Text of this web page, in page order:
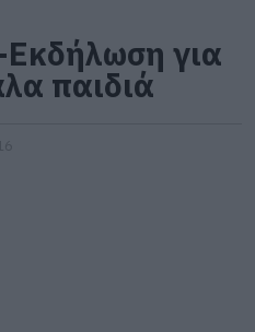
Εκδήλωση για
παιδιά